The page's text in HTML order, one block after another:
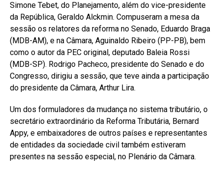
Simone Tebet, do Planejamento, além do vice-presidente
da República, Geraldo Alckmin. Compuseram a mesa da
sessão os relatores da reforma no Senado, Eduardo Braga
(MDB-AM), e na Câmara, Aguinaldo Ribeiro (PP-PB), bem
como o autor da PEC original, deputado Baleia Rossi
(MDB-SP). Rodrigo Pacheco, presidente do Senado e do
Congresso, dirigiu a sessão, que teve ainda a participação
do presidente da Câmara, Arthur Lira.
Um dos formuladores da mudança no sistema tributário, o
secretário extraordinário da Reforma Tributária, Bernard
Appy, e embaixadores de outros países e representantes
de entidades da sociedade civil também estiveram
presentes na sessão especial, no Plenário da Câmara.